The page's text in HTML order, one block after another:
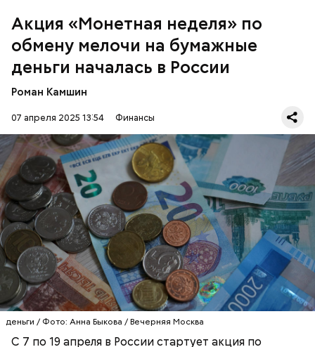
Акция «Монетная неделя» по
обмену мелочи на бумажные
деньги началась в России
Роман Камшин
07 апреля 2025 13:54 Финансы
деньги / Фото: Анна Быкова / Вечерняя Москва
С 7 по 19 апреля в России стартует акция по
— Акция пройдет с 7 по 19 апреля по всей стране.
Обменять накопившуюся мелочь на бумажные
деньги можно в банках и сетевых магазинах. Кроме
того, в отделениях банков есть возможность
зачислить сумму на свой счет, — говорится в
заявлении на официальномсайтеБанка России.
РОССИЯ ДЕНЬГИ РУБЛЬ